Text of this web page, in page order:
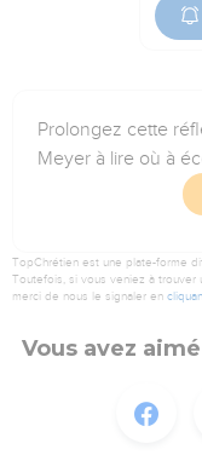
Prolongez cette
Meyer à lire où à
TopChrétien est une plate-forme
Toutefois, si vous veniez à trouver
merci de nous le signaler en
Vous avez